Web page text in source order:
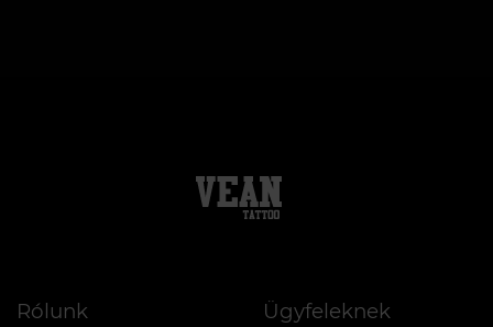
Rólunk Ügyfeleknek